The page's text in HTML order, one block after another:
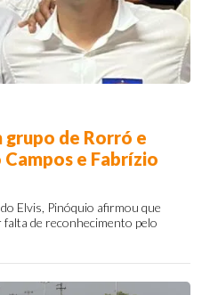
de Rorró e
Campos e Fabrízio
Elvis, Pinóquio afirmou que
de reconhecimento pelo